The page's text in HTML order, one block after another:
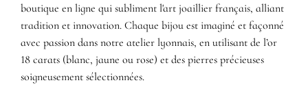
boutique en ligne qui subliment l'art joaillier français, alliant
tradition et innovation. Chaque bijou est imaginé et façonné
avec passion dans notre atelier lyonnais, en utilisant de l’or
18 carats (blanc, jaune ou rose) et des pierres précieuses
soigneusement sélectionnées.